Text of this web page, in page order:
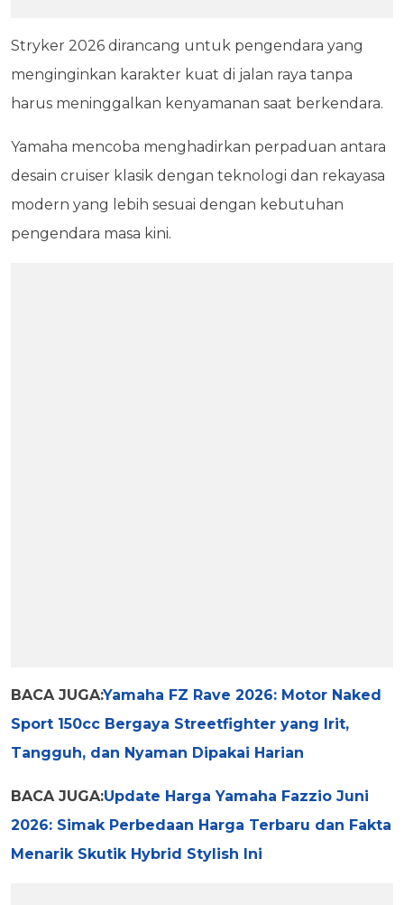
Stryker 2026 dirancang untuk pengendara yang
menginginkan karakter kuat di jalan raya tanpa
harus meninggalkan kenyamanan saat berkendara.
Yamaha mencoba menghadirkan perpaduan antara
desain cruiser klasik dengan teknologi dan rekayasa
modern yang lebih sesuai dengan kebutuhan
pengendara masa kini.
BACA JUGA:Yamaha FZ Rave 2026: Motor Naked
Sport 150cc Bergaya Streetfighter yang Irit,
Tangguh, dan Nyaman Dipakai Harian
BACA JUGA:Update Harga Yamaha Fazzio Juni
2026: Simak Perbedaan Harga Terbaru dan Fakta
Menarik Skutik Hybrid Stylish Ini